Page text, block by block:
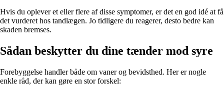
Hvis du oplever et eller flere af disse symptomer, er det en god idé at få
det vurderet hos tandlægen. Jo tidligere du reagerer, desto bedre kan
skaden bremses.
Sådan beskytter du dine tænder mod syre
Forebyggelse handler både om vaner og bevidsthed. Her er nogle
enkle råd, der kan gøre en stor forskel: